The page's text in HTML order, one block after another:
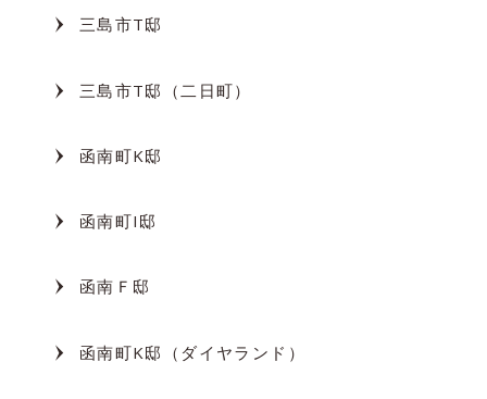
三島市T邸
三島市T邸（二日町）
函南町K邸
函南町I邸
函南Ｆ邸
函南町K邸（ダイヤランド）